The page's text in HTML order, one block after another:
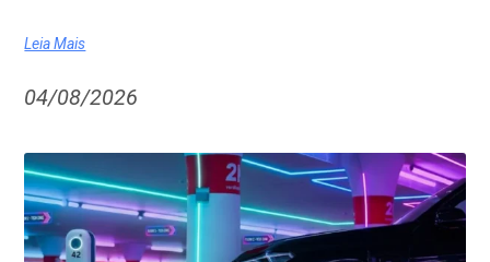
Leia Mais
04/08/2026